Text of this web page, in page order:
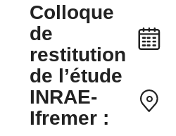
Colloque
de
restitution
de l’étude
INRAE-
Ifremer :